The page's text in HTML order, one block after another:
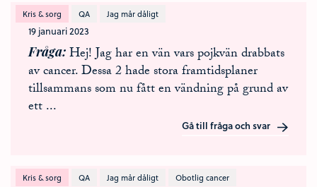
QA Jag mår dåligt
Kris & sorg
19 januari 2023
Fråga Hej! Jag har en vän vars pojkvän drabbats
av cancer. Dessa 2 hade stora framtidsplaner
tillsammans som nu fått en vändning på grund av
ett...
Gå till fråga och svar
QA Jag mår dåligt
Kris & sorg Obotlig cancer